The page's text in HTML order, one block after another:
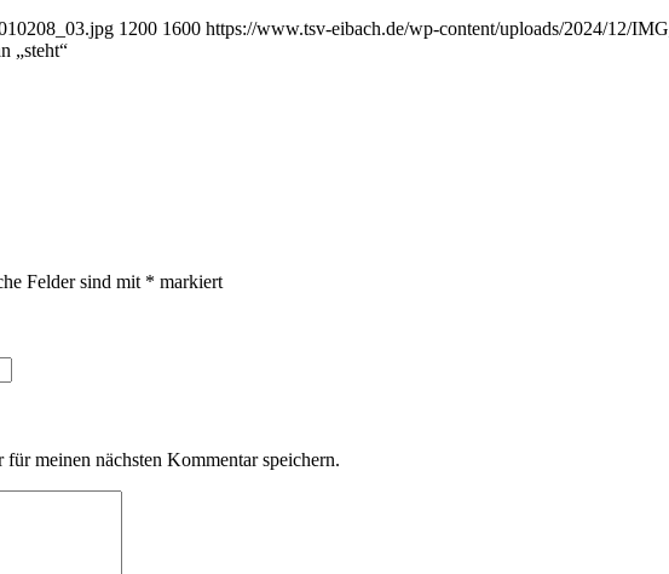
1200 1600 https://www.tsv-eibach.de/wp-content/uploads/2024/12/
„steht“
Felder sind mit * markiert
meinen nächsten Kommentar speichern.